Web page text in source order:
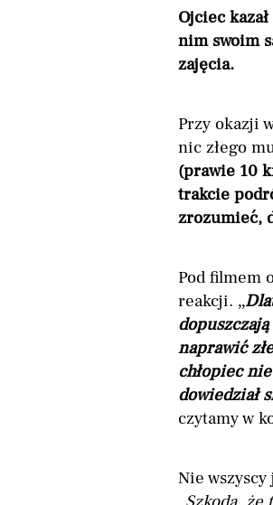
Ojciec
nim swoim
zajęcia.
Przy okazji
nic złego
(prawie 10
trakcie
zrozumieć,
Pod filmem
reakcji. „
naprawić
chłopiec
dowiedział
czytamy w
Nie